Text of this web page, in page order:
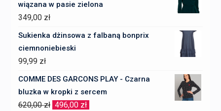
wiązana w pasie zielona
349,00 zł
Sukienka dżinsowa z falbaną bonprix
ciemnoniebieski
99,99 zł
COMME DES GARCONS PLAY - Czarna
bluzka w kropki z sercem
620,00zł Pierwotna
496,00 zł